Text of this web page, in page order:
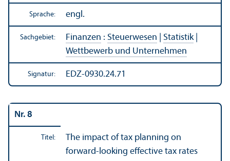
Sprache: engl.
Sachgebiet: Finanzen : Steuerwesen Statistik|
Wettbewerb und Unter­nehmen
Signatur: EDZ-0930.24.71
Nr. 8
Titel:
The impact of tax planning on
forward-looking effective tax rates